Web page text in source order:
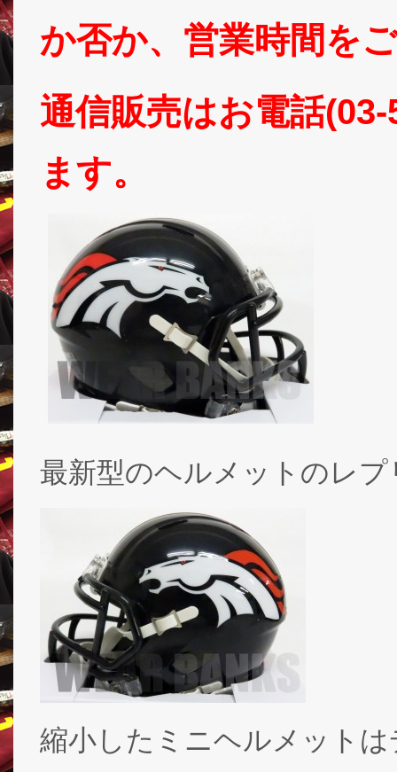
か否か、営業時間を
通信販売はお電話
ます。
最新型のヘルメットのレプ
縮小したミニヘルメット